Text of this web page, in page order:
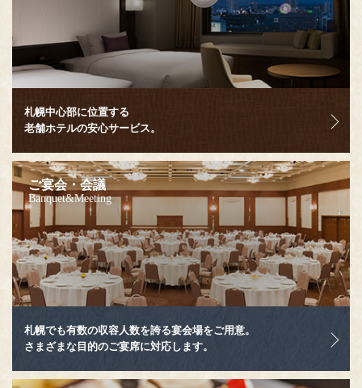
札幌中心部に位置する
老舗ホテルの安心サービス。
ご宴会・会議
Banquet&Meeting
札幌でも有数の収容人数を誇る宴会場をご用意。
さまざまな目的のご宴席に対応します。